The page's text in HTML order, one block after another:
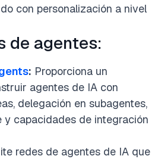
con personalización a nivel
de agentes:
: Proporciona un
agentes de IA con
delegación en subagentes,
y capacidades de integración
redes de agentes de IA que